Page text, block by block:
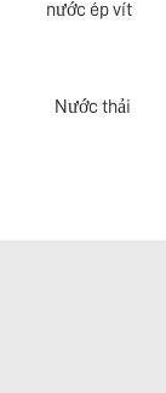
nước ép vít
Nước thải